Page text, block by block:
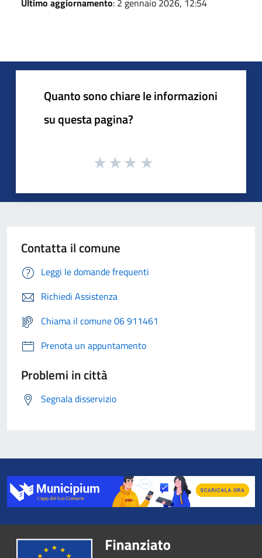
Quanto sono chiare le informazioni
su questa pagina?
Contatta il comune
Leggi le domande frequenti
Richiedi Assistenza
Chiama il comune 06 911461
Prenota un appuntamento
Problemi in città
Segnala disservizio